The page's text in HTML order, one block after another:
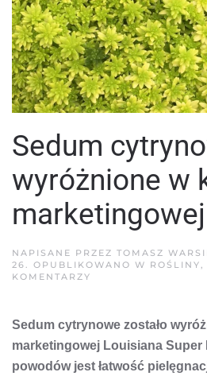
Sedum
wyróżnione w
marketingowej
NAPISANE PRZEZ TOMASZ
26
. OPUBLIKOWANO W ROŚLINY
KOMENTARZY
W
MARKETINGOWEJ
Sedum cytrynowe zostało
marketingowej Louisiana Super
powodów jest łatwość